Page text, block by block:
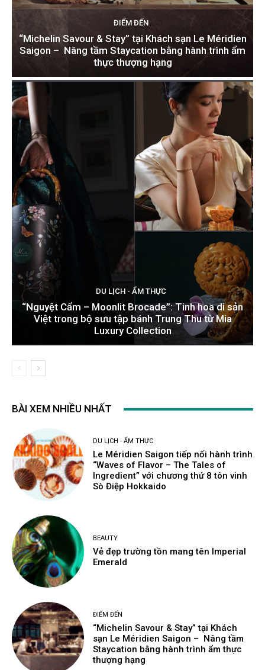
ĐIỂM ĐẾN
“Michelin Savour & Stay” tại Khách sạn Le Méridien
Saigon – Nâng tầm Staycation bằng hành trình ẩm
thực thượng hạng
DU LỊCH - ẨM THỰC
“Nguyệt Cẩm – Moonlit Brocade”: Tinh hoa di sản
Việt trong bộ sưu tập bánh Trung Thu từ Mia
Luxury Collection
BÀI XEM NHIỀU NHẤT
DU LỊCH - ẨM THỰC
Le Méridien Saigon tiếp nối hành trình
“Waves of Flavor – The Tales of
Ingredient” với chương thứ 8 tôn vinh
Sò Điệp Hokkaido
BEAUTY
Vẻ đẹp trường tồn mang tên Imperial
Emerald
ĐIỂM ĐẾN
“Michelin Savour & Stay” tại Khách
sạn Le Méridien Saigon – Nâng tầm
Staycation bằng hành trình ẩm thực
thượng hạng